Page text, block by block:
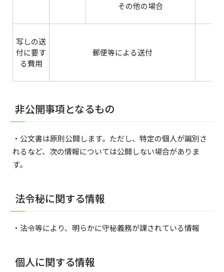
その他の場合
写しの送
付に要す
る費用
郵便等による送付
非公開事項となるもの
・公文書は原則公開します。ただし、特定の個人が識別さ
れるなど、次の情報については公開しない場合がありま
す。
法令秘に関する情報
・法令等により、明らかに守秘義務が課されている情報
個人に関する情報